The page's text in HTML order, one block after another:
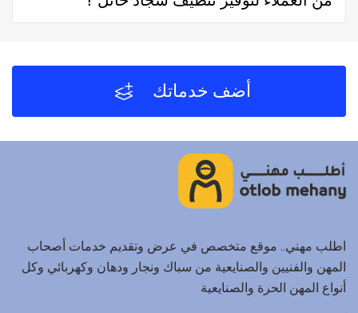
والشركات من خلال العملاء بعد كل زيارة لهم.
أضف خدماتك
اطلب مهني.. موقع متخصص في عرض وتقديم خدمات أصحاب
المهن والفنيين والصنايعية من سباك ونجار ودهان وكهربائي وكل
أنواع المهن الحرة والصنايعية